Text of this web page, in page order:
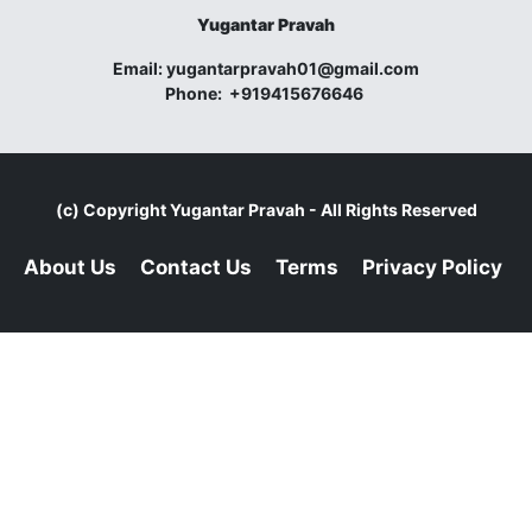
Yugantar Pravah
Email:yugantarpravah01@gmail.com
Phone: +919415676646
(c) CopyrightYugantar Pravah - All Rights Reserved
About Us Contact Us Terms Privacy Policy